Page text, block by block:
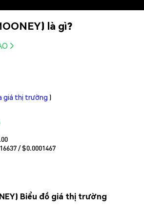
là gì?
giá thị trường )
/ $0.0001467
Biểu đồ giá thị trường